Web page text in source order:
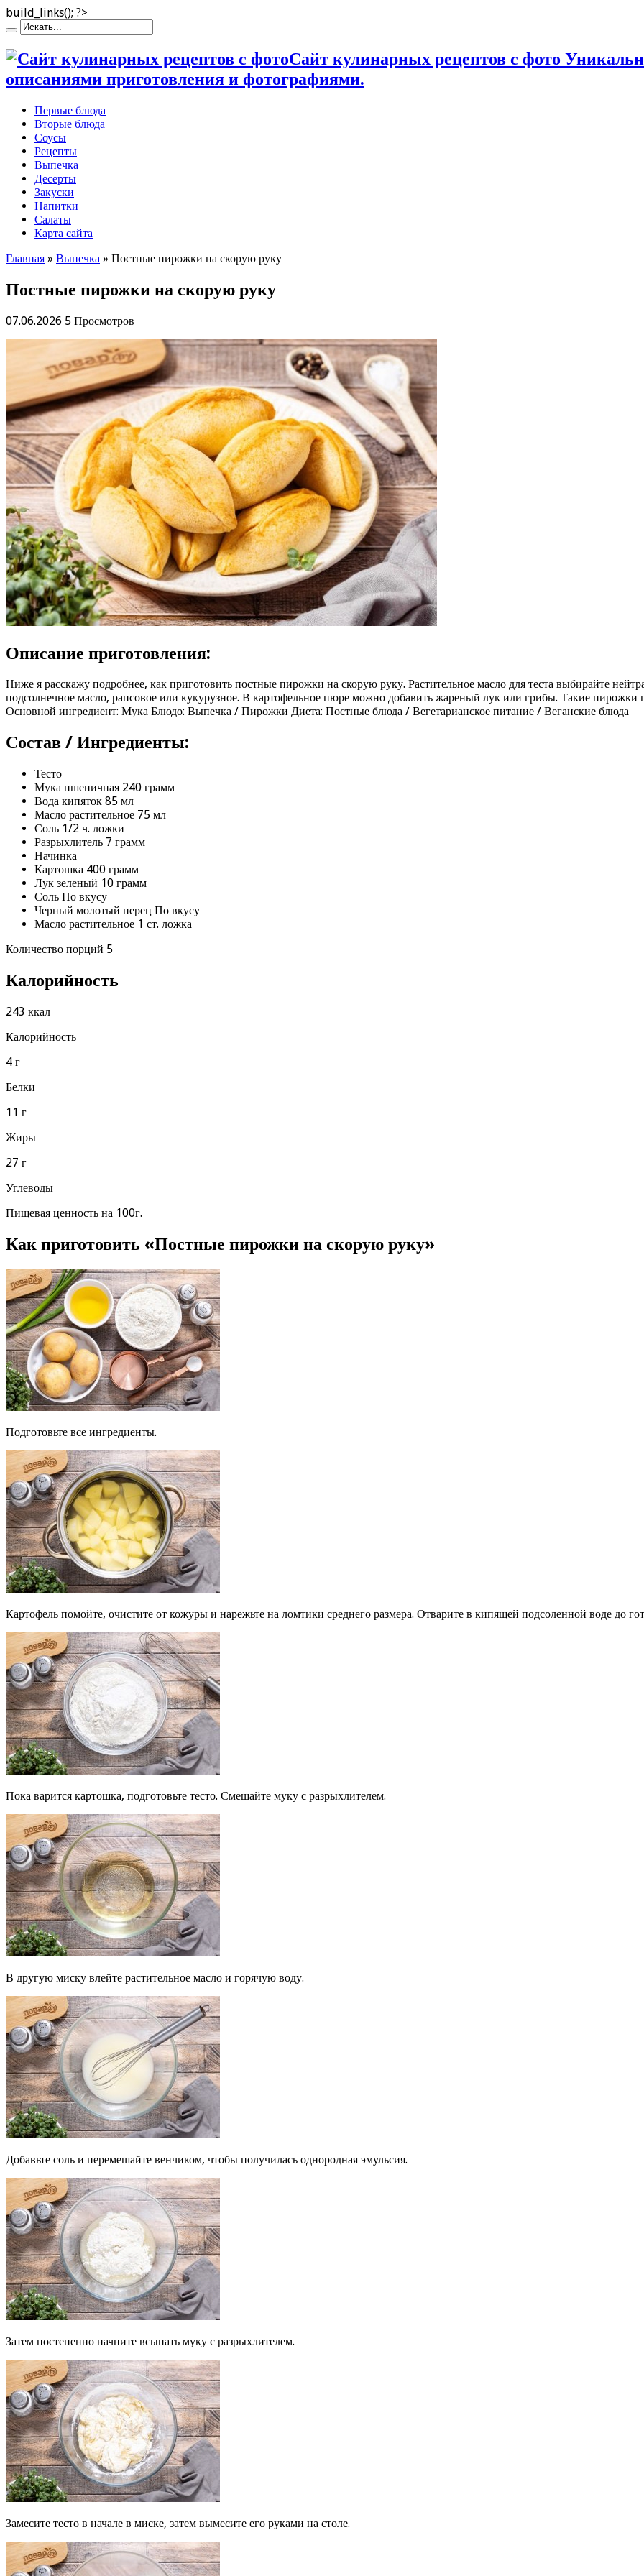
build_links(); ?>
Сайт кулинарных рецептов с фото
описаниями приготовления и фотографиями.
Первые блюда
Вторые блюда
Соусы
Рецепты
Выпечка
Десерты
Закуски
Напитки
Салаты
Карта сайта
Главная » Выпечка » Постные пирожки на скорую руку
Постные пирожки на скорую руку
07.06.2026 5 Просмотров
Описание приготовления:
Ниже я расскажу подробнее, как приготовить постные пирожки на скорую руку. Растительное масло для теста выбирайте
подсолнечное масло, рапсовое или кукурузное. В картофельное пюре можно добавить жареный лук или грибы. Такие
Основной ингредиент: Мука Блюдо: Выпечка / Пирожки Диета: Постные блюда / Вегетарианское питание / Веганские блюда
Состав / Ингредиенты:
Тесто
Мука пшеничная 240 грамм
Вода кипяток 85 мл
Масло растительное 75 мл
Соль 1/2 ч. ложки
Разрыхлитель 7 грамм
Начинка
Картошка 400 грамм
Лук зеленый 10 грамм
Соль По вкусу
Черный молотый перец По вкусу
Масло растительное 1 ст. ложка
Количество порций 5
Калорийность
243 ккал
Калорийность
4 г
Белки
11 г
Жиры
27 г
Углеводы
Пищевая ценность на 100г.
Как приготовить «Постные пирожки на скорую руку»
Подготовьте все ингредиенты.
Картофель помойте, очистите от кожуры и нарежьте на ломтики среднего размера. Отварите в кипящей подсоленной воде до
Пока варится картошка, подготовьте тесто. Смешайте муку с разрыхлителем.
В другую миску влейте растительное масло и горячую воду.
Добавьте соль и перемешайте венчиком, чтобы получилась однородная эмульсия.
Затем постепенно начните всыпать муку с разрыхлителем.
Замесите тесто в начале в миске, затем вымесите его руками на столе.